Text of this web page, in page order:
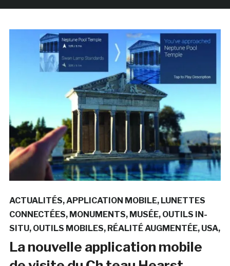
ACTUALITÉS APPLICATION MOBILE LUNETTES
CONNECTÉES MONUMENTS MUSÉE OUTILS IN-
SITU OUTILS MOBILES RÉALITÉ AUGMENTÉE USA
La nouvelle application mobile